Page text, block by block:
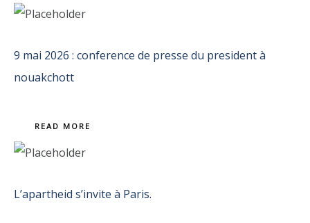
9 mai 2026 : conference de presse du president à
nouakchott
READ MORE
L’apartheid s’invite à Paris.